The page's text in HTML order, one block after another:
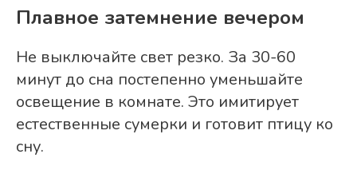
Плавное затемнение вечером
Не выключайте свет резко. За 30-60
минут до сна постепенно уменьшайте
освещение в комнате. Это имитирует
естественные сумерки и готовит птицу ко
сну.